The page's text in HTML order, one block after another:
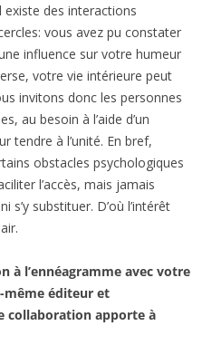
existe des interactions
vous avez pu constater
influence sur votre humeur
votre vie intérieure peut
invitons donc les personnes
au besoin à l’aide d’un
tendre à l’unité. En bref,
obstacles psychologiques
l’accès, mais jamais
substituer. D’où l’intérêt
à l’ennéagramme avec votre
même éditeur et
collaboration apporte à